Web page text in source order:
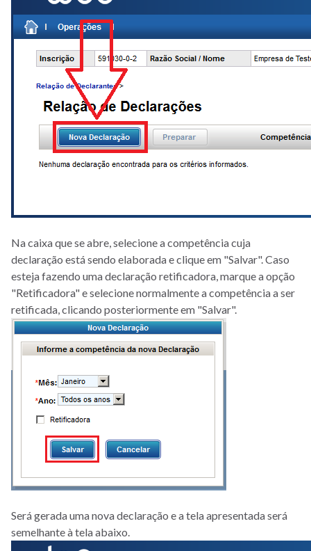
Na caixa que se abre, selecione a competência cuja
declaração está sendo elaborada e clique em "Salvar". Caso
esteja fazendo uma declaração retificadora, marque a opção
"Retificadora" e selecione normalmente a competência a ser
retificada, clicando posteriormente em "Salvar".
Será gerada uma nova declaração e a tela apresentada será
semelhante à tela abaixo.